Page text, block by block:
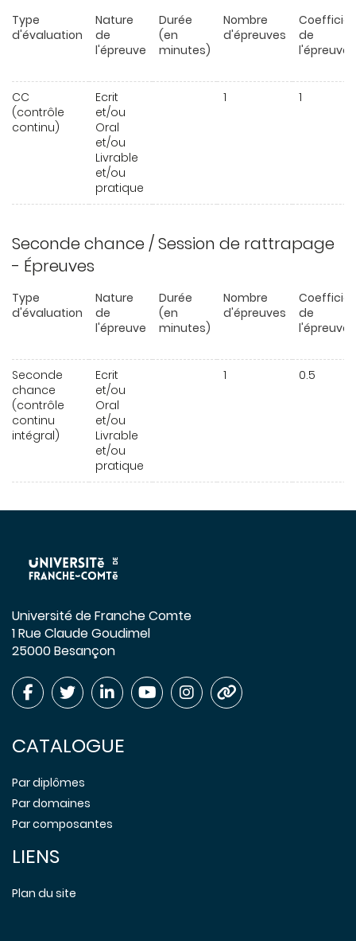
Type
d'évaluation
Nature
de
l'épreuve
Durée
(en
minutes)
Nombre
d'épreuves
de
l'épreuve
CC
(contrôle
continu)
Ecrit
et/ou
Oral
et/ou
Livrable
et/ou
pratique
1 1
Seconde chance / Session de rattrapage
- Épreuves
Type
d'évaluation
Nature
de
l'épreuve
Durée
(en
minutes)
Nombre
d'épreuves
de
l'épreuve
Seconde
chance
(contrôle
continu
intégral)
Ecrit
et/ou
Oral
et/ou
Livrable
et/ou
pratique
1 0.5
Université de Franche Comte
1 Rue Claude Goudimel
25000 Besançon
CATALOGUE
Par diplômes
Par domaines
Par composantes
LIENS
Plan du site